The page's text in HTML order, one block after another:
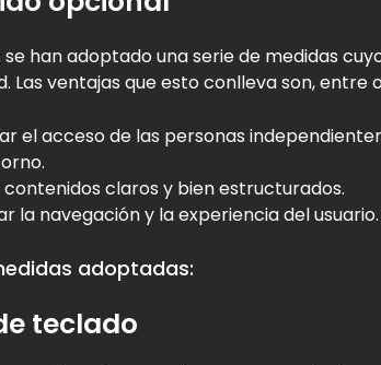
se han adoptado una serie de medidas
Las ventajas que esto conlleva son, entre
el acceso de las personas
contenidos claros y bien estructurados.
la navegación y la experiencia del usuario.
adoptadas:
teclado